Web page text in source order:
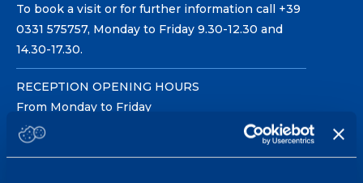
To book a visit or for further information call +39
0331 575757, Monday to Friday 9.30-12.30 and
14.30-17.30.
RECEPTION OPENING HOURS
From Monday to Friday
08.30 - 18.30